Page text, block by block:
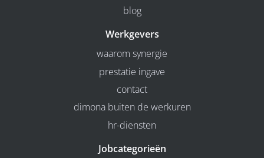
blog
Werkgevers
waarom synergie
prestatie ingave
contact
dimona buiten de werkuren
hr-diensten
Jobcategorieën